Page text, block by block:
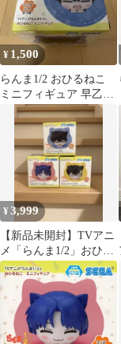
¥ 1,500
らんま1/2 おひるねこ
ミニフィギュア 早乙女
乱馬
¥3,999
【新品未開封】TVアニ
メ「らんま1/2」おひる
ねこミニフィギュア 3
種セット